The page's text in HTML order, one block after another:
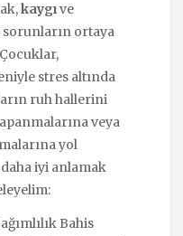
kaygıve
ortaya
stres altında
ruh hallerini
veya
yol
iyi anlamak
Bahis